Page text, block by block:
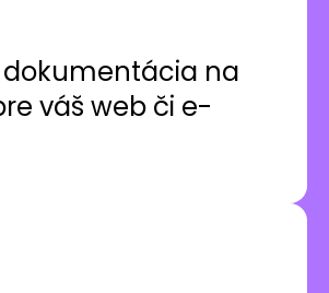
dokumentácia na
váš web či e-